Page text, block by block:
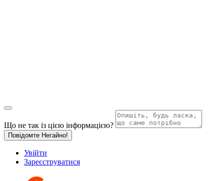
Що не так із цією інформацією?
Повідомте Негайно!
Увійти
Зареєструватися